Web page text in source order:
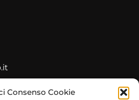
Consenso Cookie